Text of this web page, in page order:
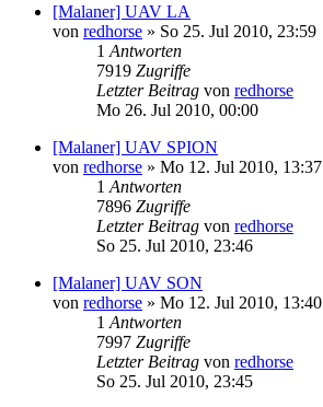
[Malaner] UAV LA
von redhorse » So 25. Jul 2010, 23:59
1 Antworten
7919 Zugriffe
Letzter Beitrag von redhorse
Mo 26. Jul 2010, 00:00
[Malaner] UAV SPION
von redhorse » Mo 12. Jul 2010, 13:37
1 Antworten
7896 Zugriffe
Letzter Beitrag von redhorse
So 25. Jul 2010, 23:46
[Malaner] UAV SON
von redhorse » Mo 12. Jul 2010, 13:40
1 Antworten
7997 Zugriffe
Letzter Beitrag von redhorse
So 25. Jul 2010, 23:45